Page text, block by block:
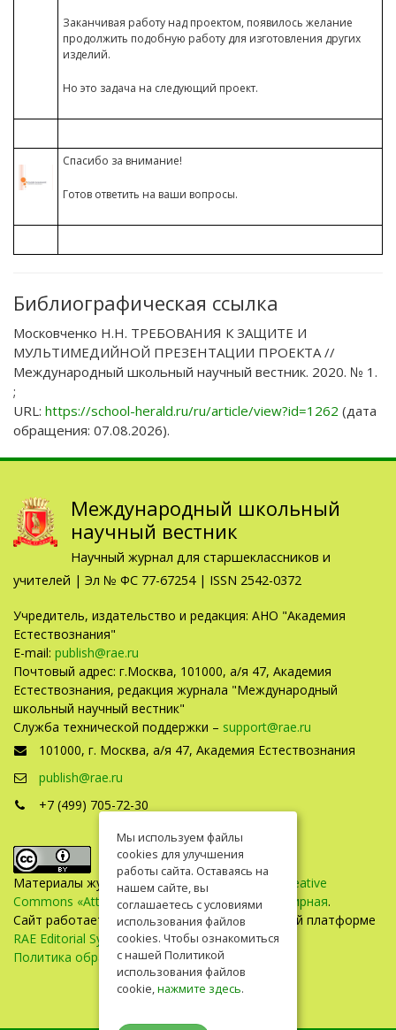
Заканчивая работу над проектом, появилось желание
продолжить подобную работу для изготовления других
изделий.
Но это задача на следующий проект.
Спасибо за внимание!
Готов ответить на ваши вопросы.
Библиографическая ссылка
Московченко Н.Н. ТРЕБОВАНИЯ К ЗАЩИТЕ И
МУЛЬТИМЕДИЙНОЙ ПРЕЗЕНТАЦИИ ПРОЕКТА //
Международный школьный научный вестник. 2020. № 1.
;
URL: https://school-herald.ru/ru/article/view?id=1262 (дата
обращения: 07.08.2026).
Международный школьный
научный вестник
Научный журнал для старшеклассников и
учителей | Эл № ФС 77-67254 | ISSN 2542-0372
Учредитель, издательство и редакция: АНО "Академия
Естествознания"
E-mail: publish@rae.ru
Почтовый адрес: г.Москва, 101000, а/я 47, Академия
Естествознания, редакция журнала "Международный
школьный научный вестник"
Служба технической поддержки – support@rae.ru
101000, г. Москва, а/я 47, Академия Естествознания
publish@rae.ru
+7 (499) 705-72-30
Материалы журнала доступны по
лицензии Creative
Commons «Attribution» («Атрибуция») 4.0 Всемирная.
Сайт работает на универсальной издательской платформе
RAE Editorial System
Политика обработки персональных данных
Мы используем файлы
cookies для улучшения
работы сайта. Оставаясь на
нашем сайте, вы
соглашаетесь с условиями
использования файлов
cookies. Чтобы ознакомиться
с нашей Политикой
использования файлов
cookie,нажмите здесь.